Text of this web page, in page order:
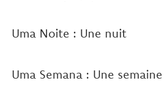
Uma Noite : Une nuit
Uma Semana : Une semaine